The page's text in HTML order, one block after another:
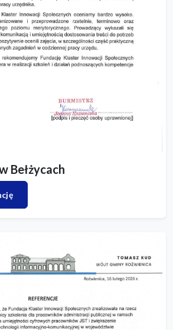
Bełżycach